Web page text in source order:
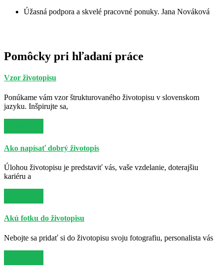
Úžasná podpora a skvelé pracovné ponuky. Jana Nováková
Pomôcky pri hľadaní práce
Vzor životopisu
Ponúkame vám vzor štrukturovaného životopisu v slovenskom
jazyku. Inšpirujte sa,
Ako napísať dobrý životopis
Úlohou životopisu je predstaviť vás, vaše vzdelanie, doterajšiu
kariéru a
Akú fotku do životopisu
Nebojte sa pridať si do životopisu svoju fotografiu, personalista vás